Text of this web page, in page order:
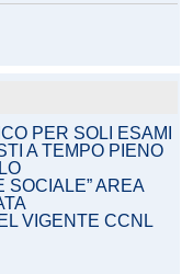
PER SOLI ESAMI
A TEMPO PIENO
SOCIALE” AREA
VIGENTE CCNL